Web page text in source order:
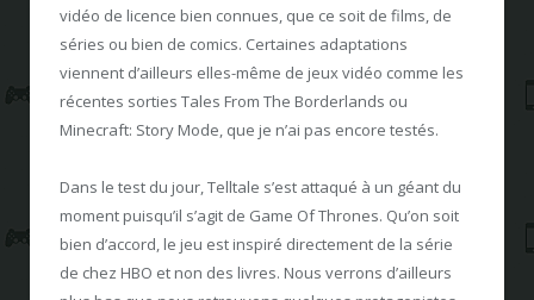
vidéo de licence bien connues, que ce soit de films, de
séries ou bien de comics. Certaines adaptations
viennent d’ailleurs elles-même de jeux vidéo comme les
récentes sorties Tales From The Borderlands ou
Minecraft: Story Mode, que je n’ai pas encore testés.
Dans le test du jour, Telltale s’est attaqué à un géant du
moment puisqu’il s’agit de Game Of Thrones. Qu’on soit
bien d’accord, le jeu est inspiré directement de la série
de chez HBO et non des livres. Nous verrons d’ailleurs